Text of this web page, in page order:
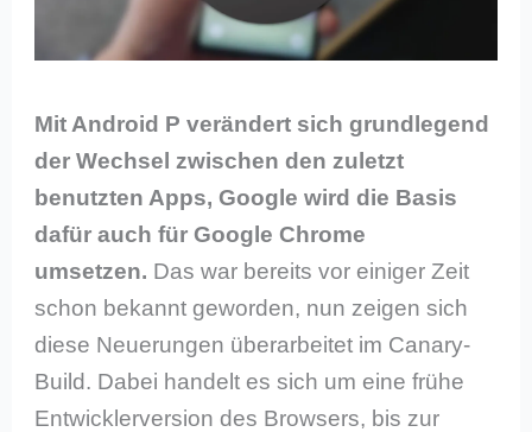
Mit Android P verändert sich grundlegend
der Wechsel zwischen den zuletzt
benutzten Apps, Google wird die Basis
dafür auch für Google Chrome
umsetzen. Das war bereits vor einiger Zeit
schon bekannt geworden, nun zeigen sich
diese Neuerungen überarbeitet im Canary-
Build. Dabei handelt es sich um eine frühe
Entwicklerversion des Browsers, bis zur